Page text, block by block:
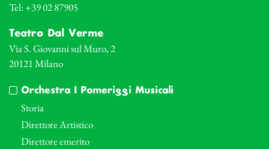
Tel: +39 02 87905
Teatro Dal Verme
Via S. Giovanni sul Muro, 2
20121 Milano
Orchestra I Pomeriggi Musicali
Storia
Direttore Artistico
Direttore emerito